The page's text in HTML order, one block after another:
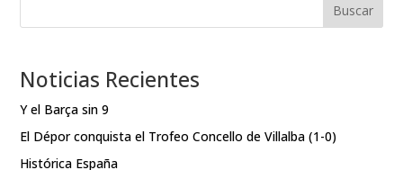
Buscar
Noticias Recientes
Y el Barça sin 9
El Dépor conquista el Trofeo Concello de Villalba (1-0)
Histórica España